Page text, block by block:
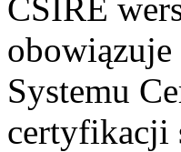
CSIRE
Systemu
certyfikacji